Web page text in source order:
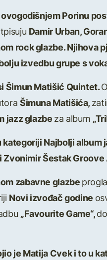
Porinu
Damir Urban,
rock glazbe. Njihova
izvedbu grupe s
Šimun Matišić Quintet.
Šimuna Matišića,
jazz glazbeza album
kategoriji Najbolji
Zvonimir Šestak
zabavne glazbe
Novi izvođač godine
„Favourite Game“,
je Matija Cvek i to u